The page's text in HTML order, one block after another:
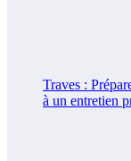
Traves :
à un entretien